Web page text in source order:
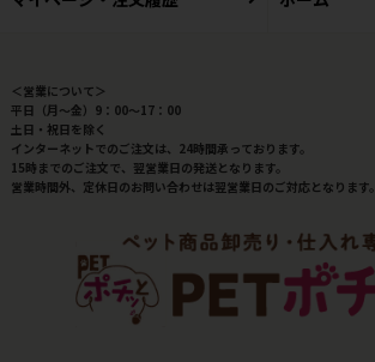
＜営業について＞
平日（月～金）9：00～17：00
土日・祝日を除く
インターネットでのご注文は、24時間承っております。
15時までのご注文で、翌営業日の発送となります。
営業時間外、定休日のお問い合わせは翌営業日のご対応となります。